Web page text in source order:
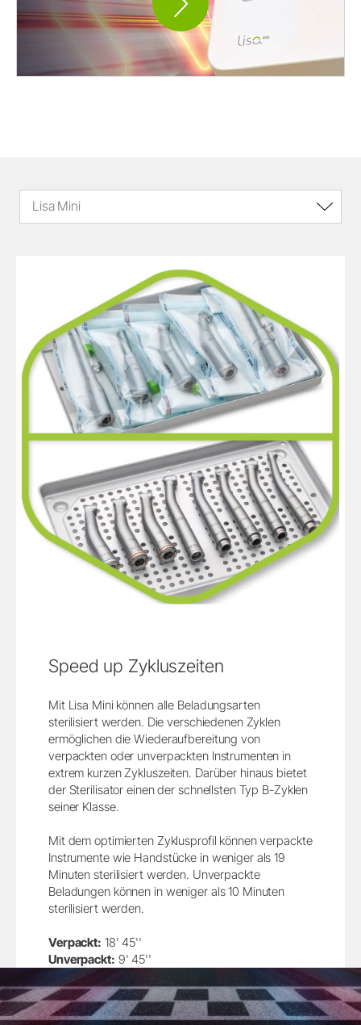
Lisa Mini
Speed up Zykluszeiten
Mit Lisa Mini können alle Beladungsarten
sterilisiert werden. Die verschiedenen Zyklen
ermöglichen die Wiederaufbereitung von
verpackten oder unverpackten Instrumenten in
extrem kurzen Zykluszeiten. Darüber hinaus bietet
der Sterilisator einen der schnellsten Typ B-Zyklen
seiner Klasse.
Mit dem optimierten Zyklusprofil können verpackte
Instrumente wie Handstücke in weniger als 19
Minuten sterilisiert werden. Unverpackte
Beladungen können in weniger als 10 Minuten
sterilisiert werden.
Verpackt: 18' 45''
Unverpackt: 9' 45''